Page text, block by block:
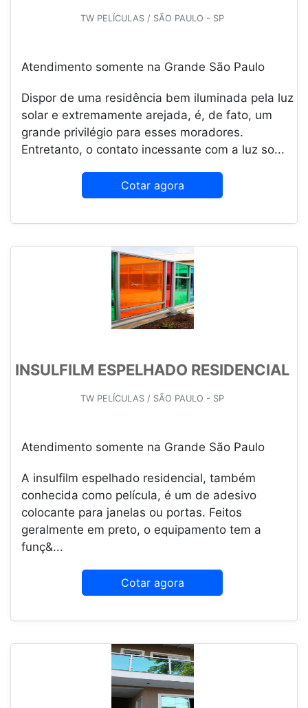
TW PELÍCULAS / SÃO PAULO - SP
Atendimento somente na Grande São Paulo
Dispor de uma residência bem iluminada pela luz
solar e extremamente arejada, é, de fato, um
grande privilégio para esses moradores.
Entretanto, o contato incessante com a luz so...
Cotar agora
INSULFILM ESPELHADO RESIDENCIAL
TW PELÍCULAS / SÃO PAULO - SP
Atendimento somente na Grande São Paulo
A insulfilm espelhado residencial, também
conhecida como película, é um de adesivo
colocante para janelas ou portas. Feitos
geralmente em preto, o equipamento tem a
funç&...
Cotar agora